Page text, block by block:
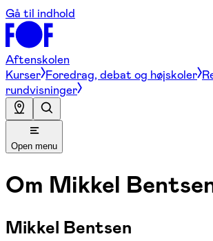
Gå til indhold
Aftenskolen
Kurser Foredrag, debat og højskoler
rundvisninger
Open menu
Om Mikkel
Mikkel Bentsen